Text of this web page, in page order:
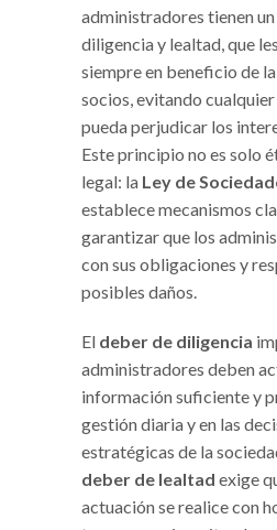
administradores tienen
diligencia y lealtad, que
siempre en beneficio de
socios, evitando
pueda perjudicar los
Este principio no es solo
legal: la Ley de
establece mecanismos
garantizar que los
con sus obligaciones y
posibles daños.
El deber de diligencia
administradores deben
información suficiente y
gestión diaria y en las
estratégicas de la
deber de lealtad exige
actuación se realice con